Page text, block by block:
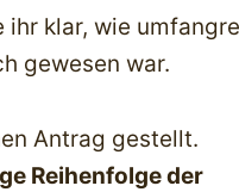
ihr klar, wie
gewesen war.
Antrag gestellt.
Reihenfolge der